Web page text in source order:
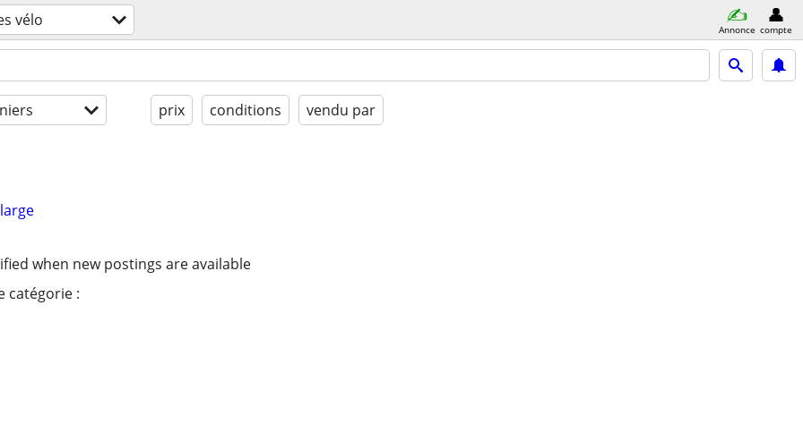
vélo Annonce compte
prix conditions vendu par
when new postings are available
catégorie :